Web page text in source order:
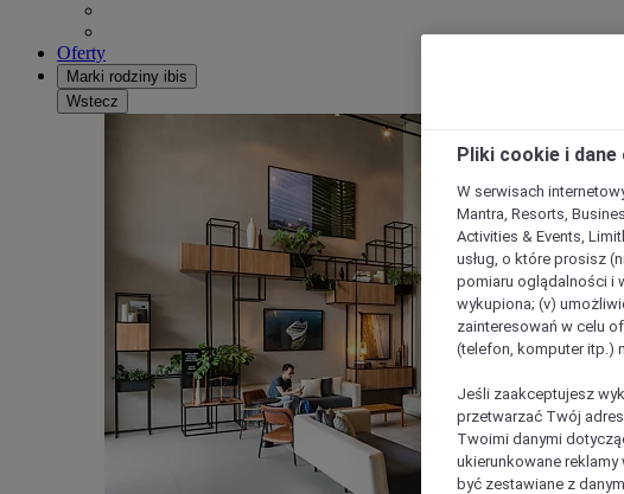
Oferty
Marki rodziny ibis
Wstecz
Pliki cookie i dane
W serwisach
Mantra, Resorts,
Activities & Events,
usług, o które prosisz
pomiaru oglądalności i
wykupiona; (v)
zainteresowań w celu
(telefon, komputer itp.)
Jeśli zaakceptujesz
przetwarzać Twój
Twoimi danymi
ukierunkowane
być zestawiane z